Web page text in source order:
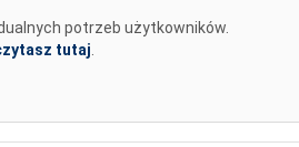
potrzeb użytkowników.
tutaj